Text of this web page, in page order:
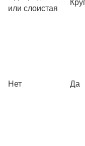
или слоистая
Нет Да